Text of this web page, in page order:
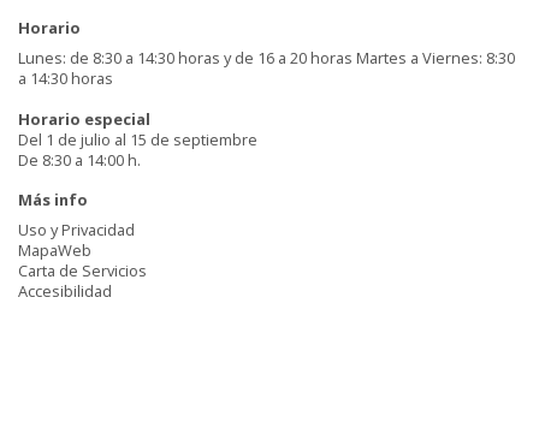
Horario
Lunes: de 8:30 a 14:30 horas y de 16 a 20 horas Martes a Viernes: 8:30
a 14:30 horas
Horario especial
Del 1 de julio al 15 de septiembre
De 8:30 a 14:00 h.
Más info
Uso y Privacidad
MapaWeb
Carta de Servicios
Accesibilidad